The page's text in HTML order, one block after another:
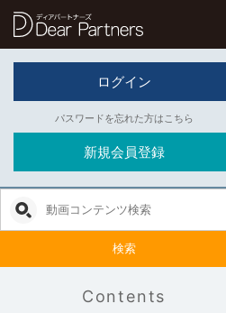
ログイン
パスワードを忘れた方はこちら
新規会員登録
検索
Contents